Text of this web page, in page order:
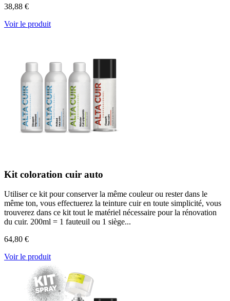
38,88 €
Voir le produit
Kit coloration cuir auto
Utiliser ce kit pour conserver la même couleur ou rester dans le
même ton, vous effectuerez la teinture cuir en toute simplicité, vous
trouverez dans ce kit tout le matériel nécessaire pour la rénovation
du cuir. 200ml = 1 fauteuil ou 1 siège...
64,80 €
Voir le produit